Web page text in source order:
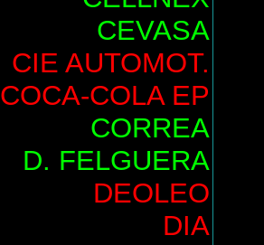
CEVASA
CIE AUTOMOT.
COCA-COLA EP
CORREA
D. FELGUERA
DEOLEO
DIA